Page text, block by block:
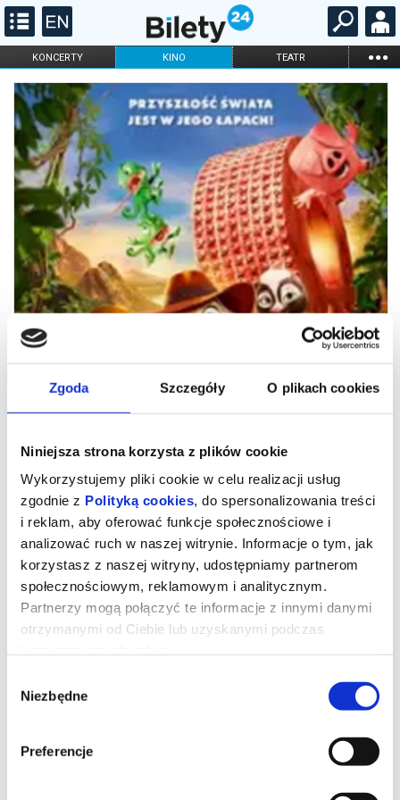
Zgoda Szczegóły O plikach cookies
Niniejsza strona korzysta z plików cookie
Wykorzystujemy pliki cookie w celu realizacji usług
zgodnie z Polityką cookies, do spersonalizowania treści
i reklam, aby oferować funkcje społecznościowe i
analizować ruch w naszej witrynie. Informacje o tym, jak
korzystasz z naszej witryny, udostępniamy partnerom
społecznościowym, reklamowym i analitycznym.
Partnerzy mogą połączyć te informacje z innymi danymi
otrzymanymi od Ciebie lub uzyskanymi podczas
zgody
Niezbędne
Preferencje
KONCERTY KINO TEATR ...
FILHARMONIA OPERA I BALET
STAND-UP
DLA DZIECI
ONLINE KARNETY
KUROZAJĄC I ŚWIĄTYNIA
ŚWISTAKA
Gdy wyjątkowy pół kurczak, pół zając odkrywa, że nie jest sam i
ma siostrę, a cały gatunek kurozająców potrzebuje ratunku,
wyrusza w ryzykowną podróż do legendarnej Świątyni Świstaka.
niebezpieczna droga, przeciwnicy gotowi na wszystko i decyzja,